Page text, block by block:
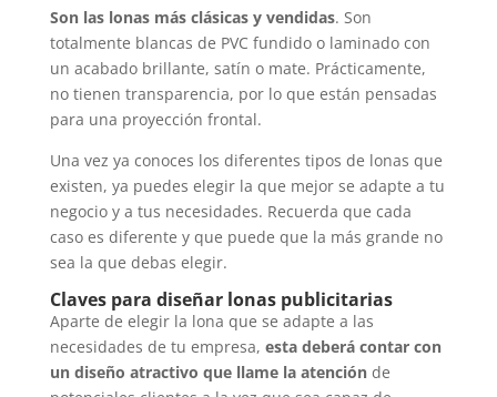
Son las lonas más clásicas y vendidas. Son
totalmente blancas de PVC fundido o laminado con
un acabado brillante, satín o mate. Prácticamente,
no tienen transparencia, por lo que están pensadas
para una proyección frontal.
Una vez ya conoces los diferentes tipos de lonas que
existen, ya puedes elegir la que mejor se adapte a tu
negocio y a tus necesidades. Recuerda que cada
caso es diferente y que puede que la más grande no
sea la que debas elegir.
Claves para diseñar lonas publicitarias
Aparte de elegir la lona que se adapte a las
necesidades de tu empresa, esta deberá contar con
un diseño atractivo que llame la atenciónde